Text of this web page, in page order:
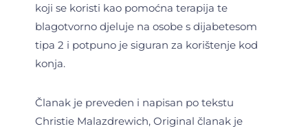
koji se koristi kao pomoćna terapija te
blagotvorno djeluje na osobe s dijabetesom
tipa 2 i potpuno je siguran za korištenje kod
konja.
Članak je preveden i napisan po tekstu
Christie Malazdrewich, Original članak je